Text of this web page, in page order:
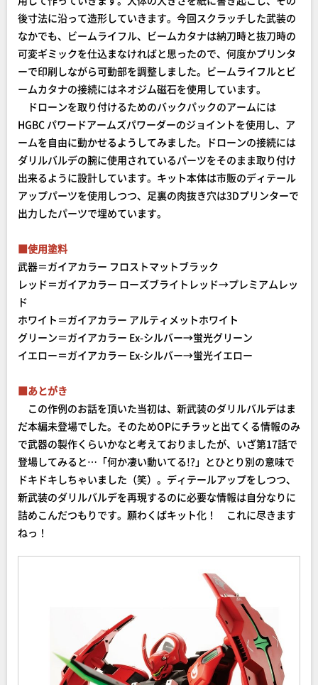
後寸法に沿って造形していきます。今回スクラッチした武装の
なかでも、ビームライフル、ビームカタナは納刀時と抜刀時の
可変ギミックを仕込まなければと思ったので、何度かプリンタ
ーで印刷しながら可動部を調整しました。ビームライフルとビ
ームカタナの接続にはネオジム磁石を使用しています。
ドローンを取り付けるためのバックパックのアームには
HGBC パワードアームズパワーダーのジョイントを使用し、ア
ームを自由に動かせるようしてみました。ドローンの接続には
ダリルバルデの腕に使用されているパーツをそのまま取り付け
出来るように設計しています。キット本体は市販のディテール
アップパーツを使用しつつ、足裏の肉抜き穴は3Dプリンターで
出力したパーツで埋めています。
■使用塗料
武器＝ガイアカラー フロストマットブラック
レッド＝ガイアカラー ローズブライトレッド→プレミアムレッ
ド
ホワイト＝ガイアカラー アルティメットホワイト
グリーン＝ガイアカラー Ex-シルバー→蛍光グリーン
イエロー＝ガイアカラー Ex-シルバー→蛍光イエロー
■あとがき
この作例のお話を頂いた当初は、新武装のダリルバルデはま
だ本編未登場でした。そのためOPにチラッと出てくる情報のみ
で武器の製作くらいかなと考えておりましたが、いざ第17話で
登場してみると…「何か凄い動いてる!?」とひとり別の意味で
ドキドキしちゃいました（笑）。ディテールアップをしつつ、
新武装のダリルバルデを再現するのに必要な情報は自分なりに
詰めこんだつもりです。願わくばキット化！ これに尽きます
ねっ！